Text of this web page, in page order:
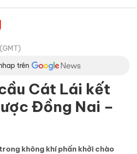
trên
Cát Lái kết
Đồng Nai –
không khí phấn khởi chào